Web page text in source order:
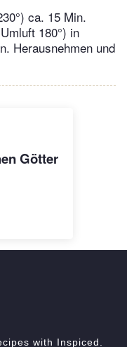
ca. 15 Min.
180°) in
Herausnehmen und
Götter
with Inspiced.